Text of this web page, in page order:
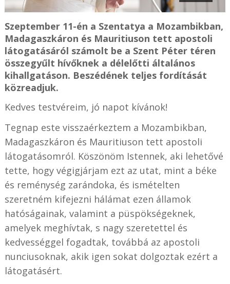
Szeptember 11-én a Szentatya a Mozambikban,
Madagaszkáron és Mauritiuson tett apostoli
látogatásáról számolt be a Szent Péter téren
összegyűlt hívőknek a délelőtti általános
kihallgatáson. Beszédének teljes fordítását
közreadjuk.
Kedves testvéreim, jó napot kívánok!
Tegnap este visszaérkeztem a Mozambikban,
Madagaszkáron és Mauritiuson tett apostoli
látogatásomról. Köszönöm Istennek, aki lehetővé
tette, hogy végigjárjam ezt az utat, mint a béke
és reménység zarándoka, és ismételten
szeretném kifejezni hálámat ezen államok
hatóságainak, valamint a püspökségeknek,
amelyek meghívtak, s nagy szeretettel és
kedvességgel fogadtak, továbbá az apostoli
nunciusoknak, akik igen sokat dolgoztak ezért a
látogatásért.